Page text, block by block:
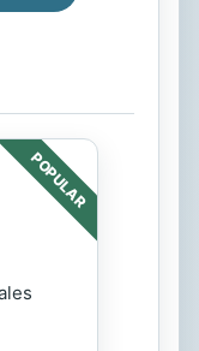
POPULAR